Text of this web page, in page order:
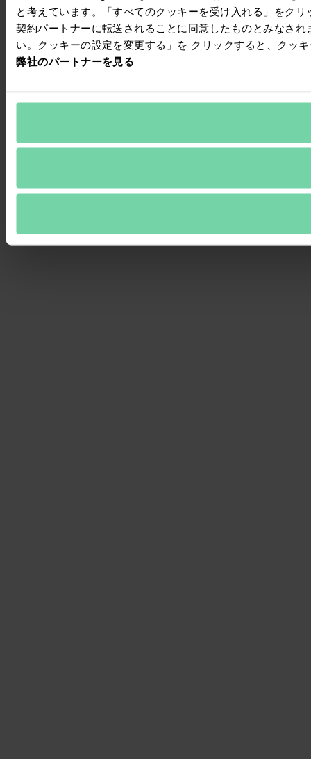
と考えています。「すべてのクッキーを受け入れる」をク
契約パートナーに転送されることに同意したものとみなさ
い。クッキーの設定を変更する」を クリックすると、クッ
弊社のパートナーを見る